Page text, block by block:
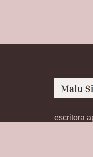
escritora